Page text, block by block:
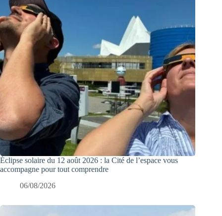
Éclipse solaire du 12 août 2026 : la Cité de l’espace vous
accompagne pour tout comprendre
06/08/2026